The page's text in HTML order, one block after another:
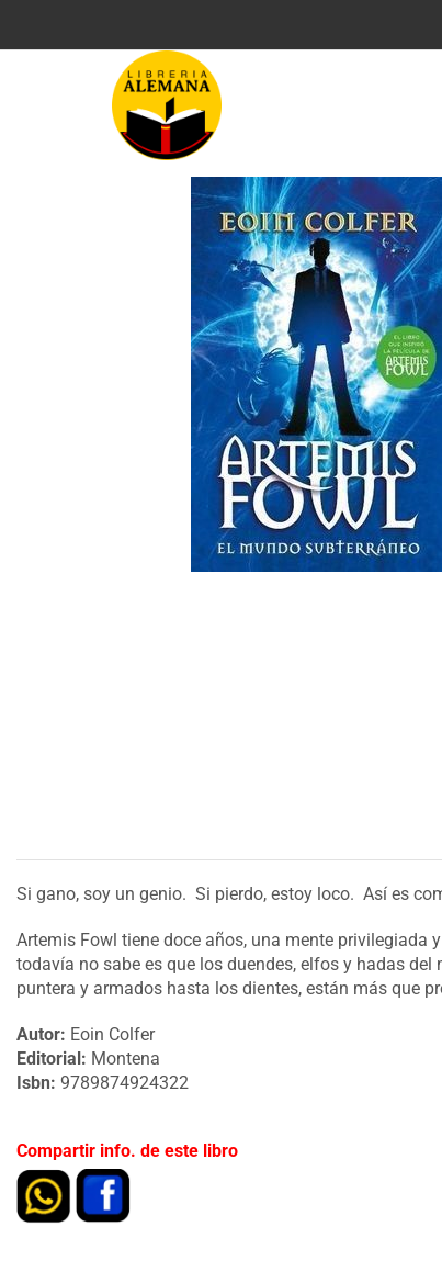
Si gano, soy un genio. Si pierdo, estoy loco. Así es
Artemis Fowl tiene doce años, una mente
todavía no sabe es que los duendes, elfos y hadas
puntera y armados hasta los dientes, están más que
Autor: Eoin Colfer
Editorial: Montena
Isbn: 9789874924322
Compartir info. de este libro